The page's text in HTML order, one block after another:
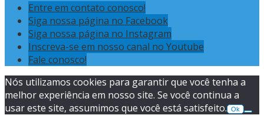
Entre em contato conosco!
Siga nossa página no Facebook
Siga nossa página no Instagram
Inscreva-se em nosso canal no Youtube
Fale conosco!
Nós utilizamos cookies para garantir que você tenha a
melhor experiência em nosso site. Se você continua a
usar este site, assumimos que você está satisfeito.
Ok